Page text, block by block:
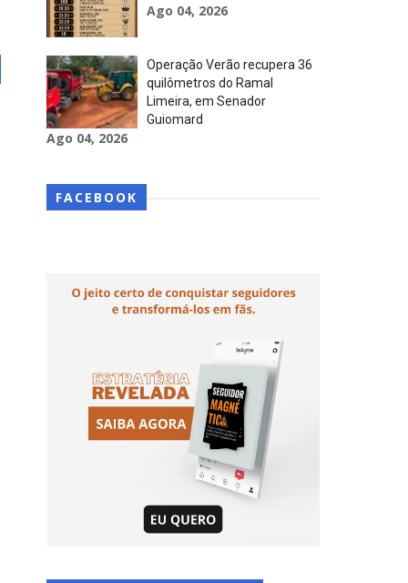
Ago 04, 2026
Operação Verão recupera 36
quilômetros do Ramal
Limeira, em Senador
Guiomard
Ago 04, 2026
FACEBOOK